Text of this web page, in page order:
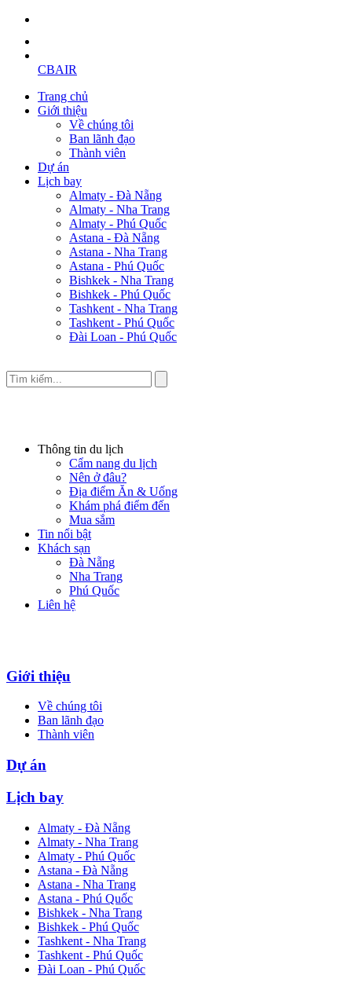
CBAIR
Trang chủ
Giới thiệu
Về chúng tôi
Ban lãnh đạo
Thành viên
Dự án
Lịch bay
Almaty - Đà Nẵng
Almaty - Nha Trang
Almaty - Phú Quốc
Astana - Đà Nẵng
Astana - Nha Trang
Astana - Phú Quốc
Bishkek - Nha Trang
Bishkek - Phú Quốc
Tashkent - Nha Trang
Tashkent - Phú Quốc
Đài Loan - Phú Quốc
Thông tin du lịch
Cẩm nang du lịch
Nên ở đâu?
Địa điểm Ăn & Uống
Khám phá điểm đến
Mua sắm
Tin nổi bật
Khách sạn
Đà Nẵng
Nha Trang
Phú Quốc
Liên hệ
Giới thiệu
Về chúng tôi
Ban lãnh đạo
Thành viên
Dự án
Lịch bay
Almaty - Đà Nẵng
Almaty - Nha Trang
Almaty - Phú Quốc
Astana - Đà Nẵng
Astana - Nha Trang
Astana - Phú Quốc
Bishkek - Nha Trang
Bishkek - Phú Quốc
Tashkent - Nha Trang
Tashkent - Phú Quốc
Đài Loan - Phú Quốc